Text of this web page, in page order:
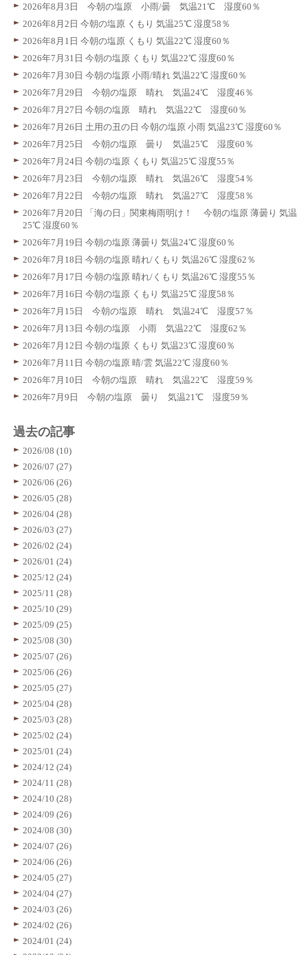
2026年8月3日 今朝の塩原 小雨/曇 気温21℃ 湿度60％
2026年8月2日 今朝の塩原 くもり 気温25℃ 湿度58％
2026年8月1日 今朝の塩原 くもり 気温22℃ 湿度60％
2026年7月31日 今朝の塩原 くもり 気温22℃ 湿度60％
2026年7月30日 今朝の塩原 小雨/晴れ 気温22℃ 湿度60％
2026年7月29日 今朝の塩原 晴れ 気温24℃ 湿度46％
2026年7月27日 今朝の塩原 晴れ 気温22℃ 湿度60％
2026年7月26日 土用の丑の日 今朝の塩原 小雨 気温23℃ 湿度60％
2026年7月25日 今朝の塩原 曇り 気温25℃ 湿度60％
2026年7月24日 今朝の塩原 くもり 気温25℃ 湿度55％
2026年7月23日 今朝の塩原 晴れ 気温26℃ 湿度54％
2026年7月22日 今朝の塩原 晴れ 気温27℃ 湿度58％
2026年7月20日 「海の日」関東梅雨明け！ 今朝の塩原 薄曇り 気温
25℃ 湿度60％
2026年7月19日 今朝の塩原 薄曇り 気温24℃ 湿度60％
2026年7月18日 今朝の塩原 晴れ/くもり 気温26℃ 湿度62％
2026年7月17日 今朝の塩原 晴れ/くもり 気温26℃ 湿度55％
2026年7月16日 今朝の塩原 くもり 気温25℃ 湿度58％
2026年7月15日 今朝の塩原 晴れ 気温24℃ 湿度57％
2026年7月13日 今朝の塩原 小雨 気温22℃ 湿度62％
2026年7月12日 今朝の塩原 くもり 気温23℃ 湿度60％
2026年7月11日 今朝の塩原 晴/雲 気温22℃ 湿度60％
2026年7月10日 今朝の塩原 晴れ 気温22℃ 湿度59％
2026年7月9日 今朝の塩原 曇り 気温21℃ 湿度59％
過去の記事
2026/08 (10)
2026/07 (27)
2026/06 (26)
2026/05 (28)
2026/04 (28)
2026/03 (27)
2026/02 (24)
2026/01 (24)
2025/12 (24)
2025/11 (28)
2025/10 (29)
2025/09 (25)
2025/08 (30)
2025/07 (26)
2025/06 (26)
2025/05 (27)
2025/04 (28)
2025/03 (28)
2025/02 (24)
2025/01 (24)
2024/12 (24)
2024/11 (28)
2024/10 (28)
2024/09 (26)
2024/08 (30)
2024/07 (26)
2024/06 (26)
2024/05 (27)
2024/04 (27)
2024/03 (26)
2024/02 (26)
2024/01 (24)